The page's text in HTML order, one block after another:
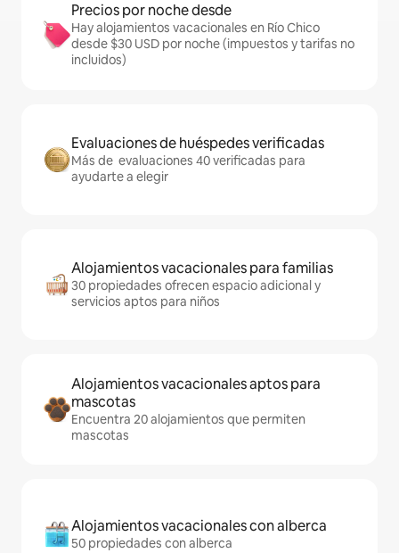
Precios por noche desde
Hay alojamientos vacacionales en Río Chico
desde $30 USD por noche (impuestos y tarifas no
incluidos)
Evaluaciones de huéspedes verificadas
Más de evaluaciones 40 verificadas para
ayudarte a elegir
Alojamientos vacacionales para familias
30 propiedades ofrecen espacio adicional y
servicios aptos para niños
Alojamientos vacacionales aptos para
mascotas
Encuentra 20 alojamientos que permiten
mascotas
Alojamientos vacacionales con alberca
50 propiedades con alberca